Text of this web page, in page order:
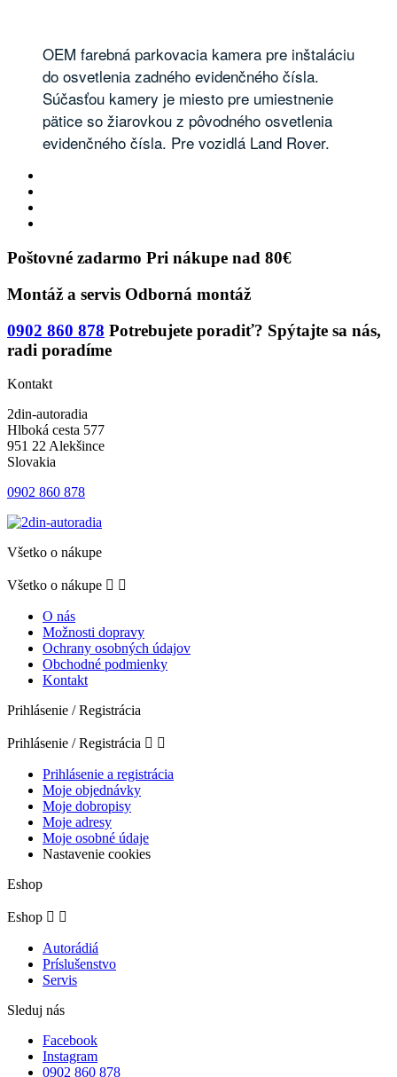
OEM farebná parkovacia kamera pre inštaláciu
do osvetlenia zadného evidenčného čísla.
Súčasťou kamery je miesto pre umiestnenie
pätice so žiarovkou z pôvodného osvetlenia
evidenčného čísla. Pre vozidlá Land Rover.
Poštovné zadarmo Pri nákupe nad 80€
Montáž a servis Odborná montáž
0902 860 878 Potrebujete poradiť? Spýtajte sa nás,
radi poradíme
Kontakt
2din-autoradia
Hlboká cesta 577
951 22 Alekšince
Slovakia
0902 860 878
Všetko o nákupe
Všetko o nákupe  
O nás
Možnosti dopravy
Ochrany osobných údajov
Obchodné podmienky
Kontakt
Prihlásenie / Registrácia
Prihlásenie / Registrácia  
Prihlásenie a registrácia
Moje objednávky
Moje dobropisy
Moje adresy
Moje osobné údaje
Nastavenie cookies
Eshop
Eshop  
Autorádiá
Príslušenstvo
Servis
Sleduj nás
Facebook
Instagram
0902 860 878